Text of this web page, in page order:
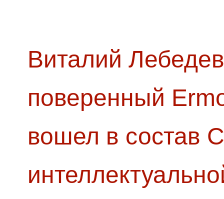
Виталий
поверенный
вошел в состав